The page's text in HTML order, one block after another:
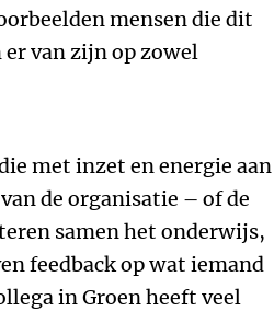
mensen die dit
van zijn op zowel
met inzet en energie aan
de organisatie – of de
samen het onderwijs,
feedback op wat iemand
in Groen heeft veel